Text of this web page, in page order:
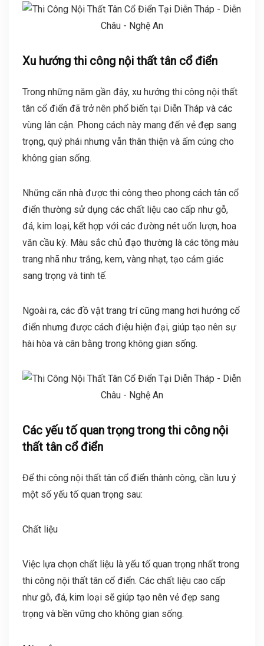
Xu hướng thi công nội thất tân cổ điển
Trong những năm gần đây, xu hướng thi công nội thất
tân cổ điển đã trở nên phổ biến tại Diễn Tháp và các
vùng lân cận. Phong cách này mang đến vẻ đẹp sang
trọng, quý phái nhưng vẫn thân thiện và ấm cúng cho
không gian sống.
Những căn nhà được thi công theo phong cách tân cổ
điển thường sử dụng các chất liệu cao cấp như gỗ,
đá, kim loại, kết hợp với các đường nét uốn lượn, hoa
văn cầu kỳ. Màu sắc chủ đạo thường là các tông màu
trang nhã như trắng, kem, vàng nhạt, tạo cảm giác
sang trọng và tinh tế.
Ngoài ra, các đồ vật trang trí cũng mang hơi hướng cổ
điển nhưng được cách điệu hiện đại, giúp tạo nên sự
hài hòa và cân bằng trong không gian sống.
Các yếu tố quan trọng trong thi công nội
thất tân cổ điển
Để thi công nội thất tân cổ điển thành công, cần lưu ý
một số yếu tố quan trọng sau:
Chất liệu
Việc lựa chọn chất liệu là yếu tố quan trọng nhất trong
thi công nội thất tân cổ điển. Các chất liệu cao cấp
như gỗ, đá, kim loại sẽ giúp tạo nên vẻ đẹp sang
trọng và bền vững cho không gian sống.